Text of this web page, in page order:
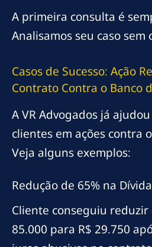
A primeira consulta é
Analisamos seu caso sem
Casos de Sucesso: Ação
Contrato Contra o Banco
A VR Advogados já
clientes em ações contra
Veja alguns exemplos:
Redução de 65% na Dívida
Cliente conseguiu reduzir
85.000 para R$ 29.750